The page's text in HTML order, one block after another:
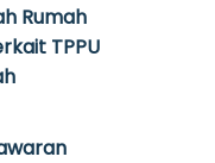
Rumah
TPPU